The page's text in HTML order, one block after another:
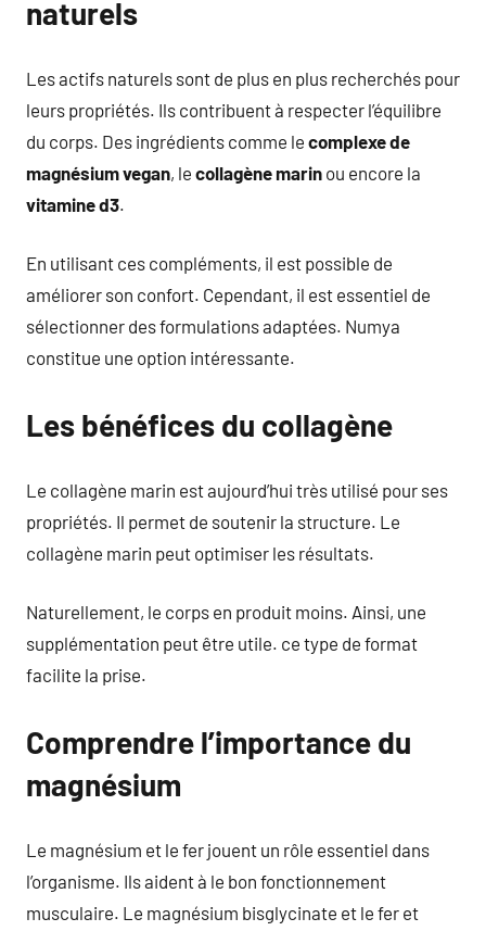
naturels
Les actifs naturels sont de plus en plus recherchés pour
leurs propriétés. Ils contribuent à respecter l’équilibre
du corps. Des ingrédients comme le complexe de
magnésium vegan, le collagène marin ou encore la
vitamine d3.
En utilisant ces compléments, il est possible de
améliorer son confort. Cependant, il est essentiel de
sélectionner des formulations adaptées. Numya
constitue une option intéressante.
Les bénéfices du collagène
Le collagène marin est aujourd’hui très utilisé pour ses
propriétés. Il permet de soutenir la structure. Le
collagène marin peut optimiser les résultats.
Naturellement, le corps en produit moins. Ainsi, une
supplémentation peut être utile. ce type de format
facilite la prise.
Comprendre l’importance du
magnésium
Le magnésium et le fer jouent un rôle essentiel dans
l’organisme. Ils aident à le bon fonctionnement
musculaire. Le magnésium bisglycinate et le fer et